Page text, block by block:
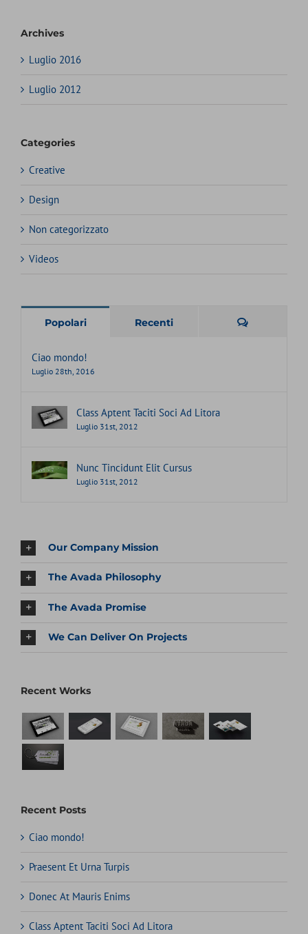
Archives
Luglio 2016
Luglio 2012
Categories
Creative
Design
Non categorizzato
Videos
Popolari Recenti Commenti
Ciao mondo!
Luglio 28th, 2016
Class Aptent Taciti Soci Ad Litora
Luglio 31st, 2012
Nunc Tincidunt Elit Cursus
Luglio 31st, 2012
Our Company Mission
The Avada Philosophy
The Avada Promise
We Can Deliver On Projects
Recent Works
Recent Posts
Ciao mondo!
Praesent Et Urna Turpis
Donec At Mauris Enims
Class Aptent Taciti Soci Ad Litora